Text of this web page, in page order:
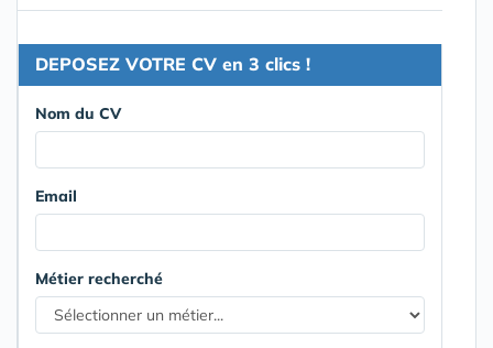
DEPOSEZ VOTRE CV en 3 clics !
Nom du CV
Email
Métier recherché